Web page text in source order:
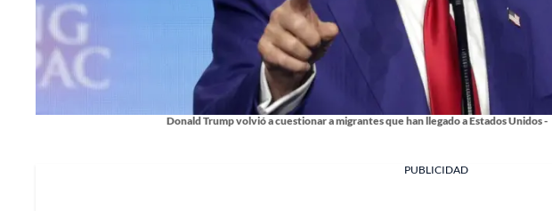
Donald Trump volvió a cuestionar a migrantes que han llegado a Estados Unidos -
PUBLICIDAD